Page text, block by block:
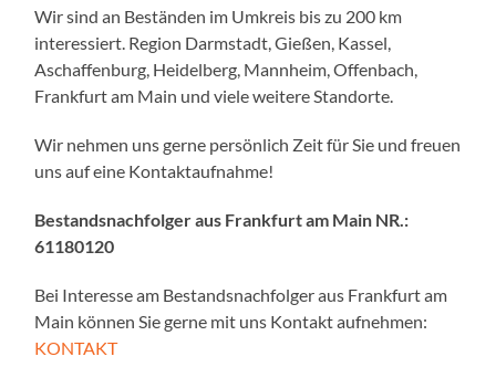
Wir sind an Beständen im Umkreis bis zu 200 km
interessiert. Region Darmstadt, Gießen, Kassel,
Aschaffenburg, Heidelberg, Mannheim, Offenbach,
Frankfurt am Main und viele weitere Standorte.
Wir nehmen uns gerne persönlich Zeit für Sie und freuen
uns auf eine Kontaktaufnahme!
Bestandsnachfolger aus Frankfurt am Main NR.:
61180120
Bei Interesse am Bestandsnachfolger aus Frankfurt am
Main können Sie gerne mit uns Kontakt aufnehmen:
KONTAKT